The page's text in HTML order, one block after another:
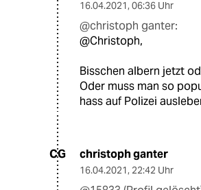
16.04.2021, 06:36 Uhr
@christoph ganter:
@Christoph,
Bisschen albern jetzt
Oder muss man so
hass auf Polizei
CG christoph ganter
16.04.2021, 22:42 Uhr